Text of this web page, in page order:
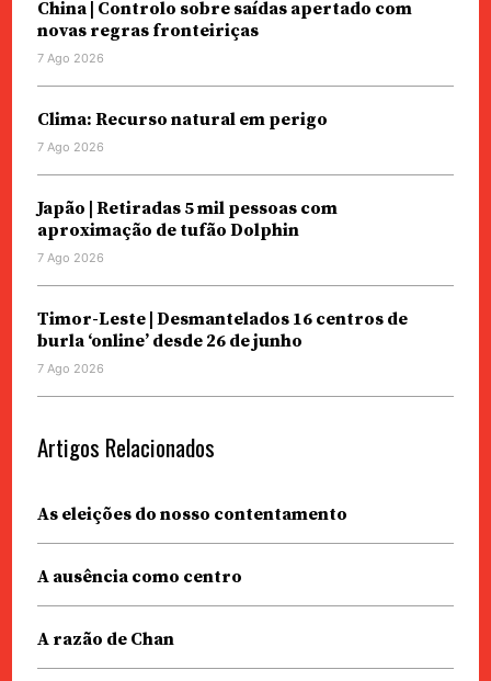
China | Controlo sobre saídas apertado com
novas regras fronteiriças
7 Ago 2026
Clima: Recurso natural em perigo
7 Ago 2026
Japão | Retiradas 5 mil pessoas com
aproximação de tufão Dolphin
7 Ago 2026
Timor-Leste | Desmantelados 16 centros de
burla ‘online’ desde 26 de junho
7 Ago 2026
Artigos Relacionados
As eleições do nosso contentamento
A ausência como centro
A razão de Chan